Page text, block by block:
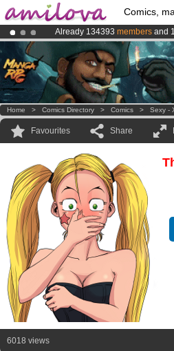
Comics,
Already 134393 members and
AmilovaKickstarter is now LIVE
Premium membership from
Home > Comics Directory > Comics > Sexy -
Favourites Share
6018 views